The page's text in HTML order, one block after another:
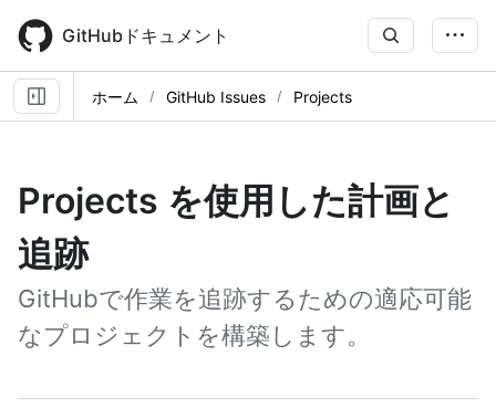
main
content
GitHubドキュメント
ホーム GitHub Issues Projects
Projects を使用した計画と
追跡
GitHubで作業を追跡するための適応可能
なプロジェクトを構築します。